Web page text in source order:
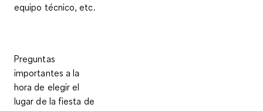
equipo técnico, etc.
Preguntas
importantes a la
hora de elegir el
lugar de la fiesta de